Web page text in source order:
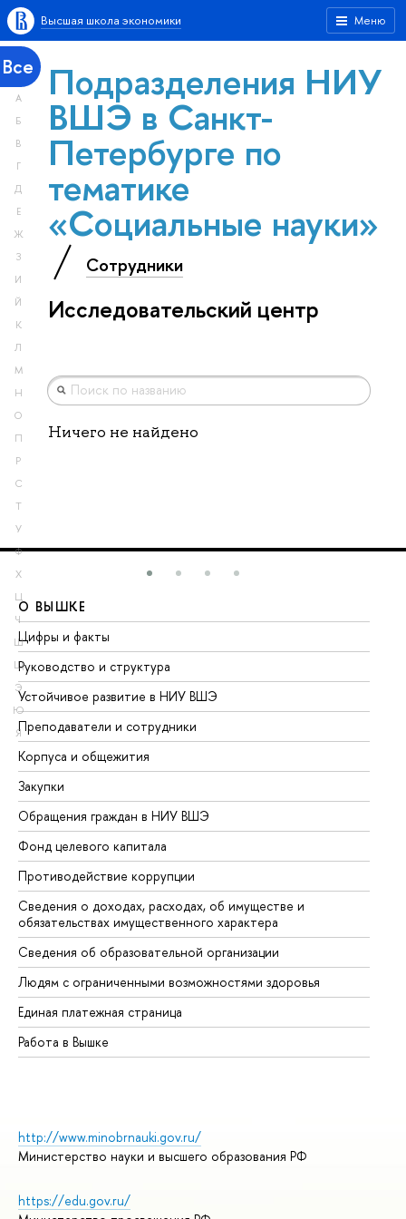
Меню
Высшая школа экономики
Все
А
Б
В
Г
Д
Е
Ж
З
И
Й
К
Л
М
Н
О
П
Р
С
Т
У
Ф
Х
Ц
Ч
Ш
Щ
Э
Ю
Я
Подразделения НИУ
ВШЭ в Санкт-
Петербурге по
тематике
«Социальные науки»
Сотрудники
Исследовательский центр
Ничего не найдено
О ВЫШКЕ
Цифры и факты
Руководство и структура
Устойчивое развитие в НИУ ВШЭ
Преподаватели и сотрудники
Корпуса и общежития
Закупки
Обращения граждан в НИУ ВШЭ
Фонд целевого капитала
Противодействие коррупции
Сведения о доходах, расходах, об имуществе и
обязательствах имущественного характера
Сведения об образовательной организации
Людям с ограниченными возможностями здоровья
Единая платежная страница
Работа в Вышке
http://www.minobrnauki.gov.ru/
Министерство науки и высшего образования РФ
https://edu.gov.ru/